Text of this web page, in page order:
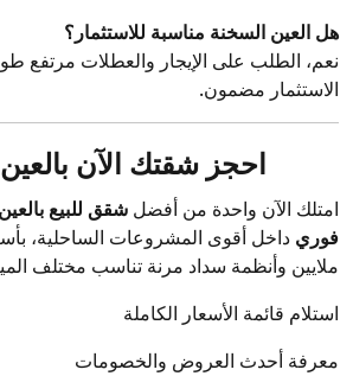
هل العين السخنة مناسبة للاستثمار؟
نعم، الطلب على الإيجار والعطلات مرتفع
الاستثمار مضمون.
احجز شقتك الآن
امتلك الآن واحدة من أفضل شقق للبيع
فوري داخل أقوى المشروعات الساحلية،
ملايين وأنظمة سداد مرنة تناسب مختلف
استلام قائمة الأسعار الكاملة
معرفة أحدث العروض والخصومات